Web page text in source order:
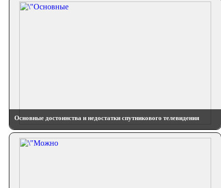
Основные достоинства и недостатки спутникового телевидения